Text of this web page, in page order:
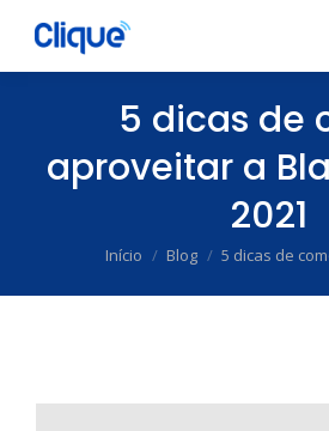
5 dicas de
aproveitar a
2021
Você está aqui:
Início Blog 5 dicas de